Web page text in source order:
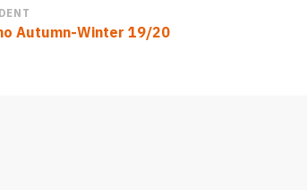
Autumn-Winter 19/20